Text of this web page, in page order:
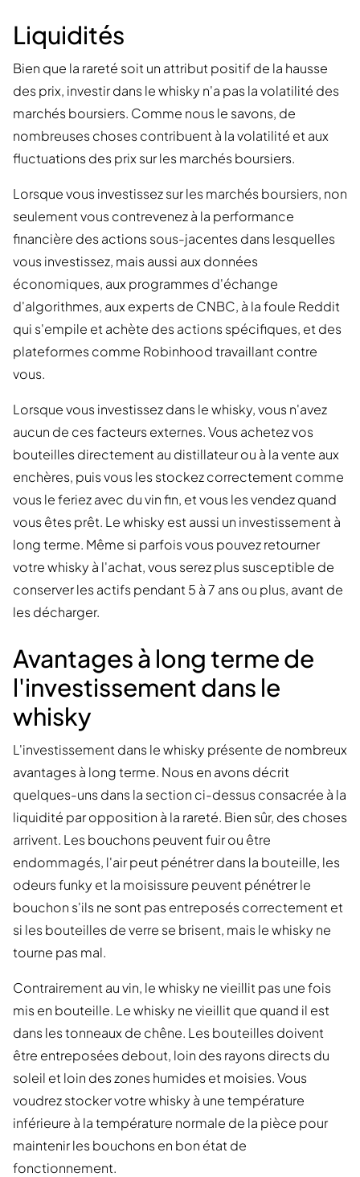
Liquidités
Bien que la rareté soit un attribut positif de la hausse
des prix, investir dans le whisky n'a pas la volatilité des
marchés boursiers. Comme nous le savons, de
nombreuses choses contribuent à la volatilité et aux
fluctuations des prix sur les marchés boursiers.
Lorsque vous investissez sur les marchés boursiers, non
seulement vous contrevenez à la performance
financière des actions sous-jacentes dans lesquelles
vous investissez, mais aussi aux données
économiques, aux programmes d'échange
d'algorithmes, aux experts de CNBC, à la foule Reddit
qui s'empile et achète des actions spécifiques, et des
plateformes comme Robinhood travaillant contre
vous.
Lorsque vous investissez dans le whisky, vous n'avez
aucun de ces facteurs externes. Vous achetez vos
bouteilles directement au distillateur ou à la vente aux
enchères, puis vous les stockez correctement comme
vous le feriez avec du vin fin, et vous les vendez quand
vous êtes prêt. Le whisky est aussi un investissement à
long terme. Même si parfois vous pouvez retourner
votre whisky à l'achat, vous serez plus susceptible de
conserver les actifs pendant 5 à 7 ans ou plus, avant de
les décharger.
Avantages à long terme de
l'investissement dans le
whisky
L'investissement dans le whisky présente de nombreux
avantages à long terme. Nous en avons décrit
quelques-uns dans la section ci-dessus consacrée à la
liquidité par opposition à la rareté. Bien sûr, des choses
arrivent. Les bouchons peuvent fuir ou être
endommagés, l'air peut pénétrer dans la bouteille, les
odeurs funky et la moisissure peuvent pénétrer le
bouchon s'ils ne sont pas entreposés correctement et
si les bouteilles de verre se brisent, mais le whisky ne
tourne pas mal.
Contrairement au vin, le whisky ne vieillit pas une fois
mis en bouteille. Le whisky ne vieillit que quand il est
dans les tonneaux de chêne. Les bouteilles doivent
être entreposées debout, loin des rayons directs du
soleil et loin des zones humides et moisies. Vous
voudrez stocker votre whisky à une température
inférieure à la température normale de la pièce pour
maintenir les bouchons en bon état de
fonctionnement.